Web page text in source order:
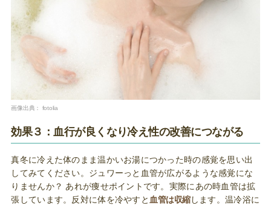
画像出典： fotolia
効果３：血行が良くなり冷え性の改善につながる
真冬に冷えた体のまま温かいお湯につかった時の感覚を思い出
してみてください。ジュワーっと血管が広がるような感覚にな
りませんか？ あれが痩せポイントです。実際にあの時血管は拡
張しています。反対に体を冷やすと 血管は収縮します。温冷浴に